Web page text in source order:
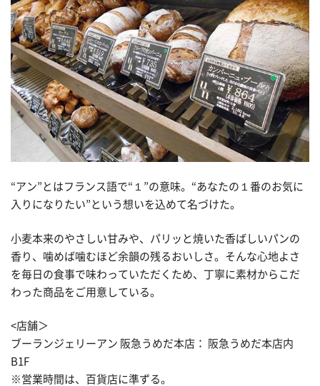
“アン”とはフランス語で“１”の意味。“あなたの１番のお気に
入りになりたい”という想いを込めて名づけた。
小麦本来のやさしい甘みや、パリッと焼いた香ばしいパンの
香り、噛めば噛むほど余韻の残るおいしさ。そんな心地よさ
を毎日の食事で味わっていただくため、丁寧に素材からこだ
わった商品をご用意している。
<店舗＞
ブーランジェリーアン 阪急うめだ本店： 阪急うめだ本店内
B1F
※営業時間は、百貨店に準ずる。